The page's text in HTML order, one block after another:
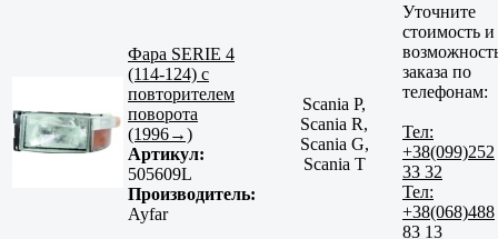
Фара SERIE 4
(114-124) с
повторителем
поворота
(1996→)
Артикул:
505609L
Производитель:
Ayfar
Scania P,
Scania R,
Scania G,
Scania T
Уточните
стоимость и
заказа по
телефонам:
Тел:
+38(099)252
33 32
Тел:
+38(068)488
83 13